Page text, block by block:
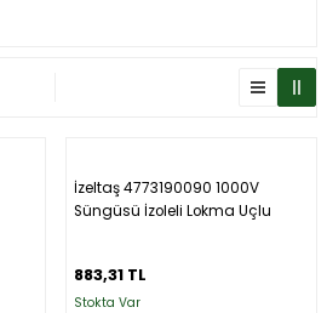
İzeltaş 4773190090 1000V
Süngüsü İzoleli Lokma Uçlu
883,31 TL
Stokta Var